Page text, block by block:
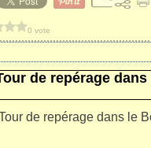
0 vote
de repérage